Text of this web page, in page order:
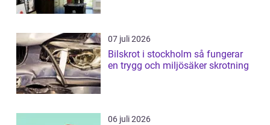
07 juli 2026
Bilskrot i stockholm så fungerar
en trygg och miljösäker skrotning
06 juli 2026